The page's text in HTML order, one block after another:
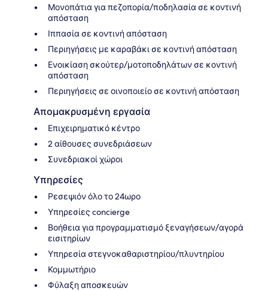
Μονοπάτια για πεζοπορία/ποδηλασία σε κοντινή
απόσταση
Ιππασία σε κοντινή απόσταση
Περιηγήσεις με καραβάκι σε κοντινή απόσταση
Ενοικίαση σκούτερ/μοτοποδηλάτων σε κοντινή
απόσταση
Περιηγήσεις σε οινοποιείο σε κοντινή απόσταση
Απομακρυσμένη εργασία
Επιχειρηματικό κέντρο
2 αίθουσες συνεδριάσεων
Συνεδριακοί χώροι
Υπηρεσίες
Ρεσεψιόν όλο το 24ωρο
Υπηρεσίες concierge
Βοήθεια για προγραμματισμό ξεναγήσεων/αγορά
εισιτηρίων
Υπηρεσία στεγνοκαθαριστηρίου/πλυντηρίου
Κομμωτήριο
Φύλαξη αποσκευών